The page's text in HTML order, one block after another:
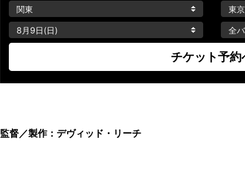
監督／製作：デヴィッド・リーチ